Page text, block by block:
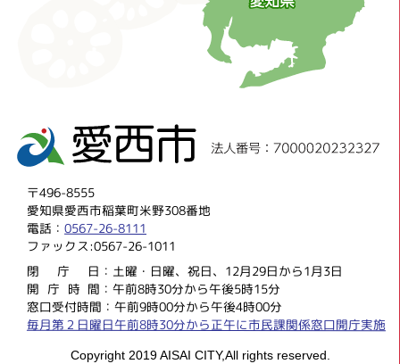
〒496-8555
愛知県愛西市稲葉町米野308番地
電話：0567-26-8111
ファックス:0567-26-1011
閉庁 日：土曜・日曜、祝日、12月29日から1月3日
開庁時 間：午前8時30分から午後5時15分
窓口受付時間：午前9時00分から午後4時00分
毎月第２日曜日午前8時30分から正午に市民課関係窓口開庁実施
Copyright 2019 AISAI CITY,All rights reserved.